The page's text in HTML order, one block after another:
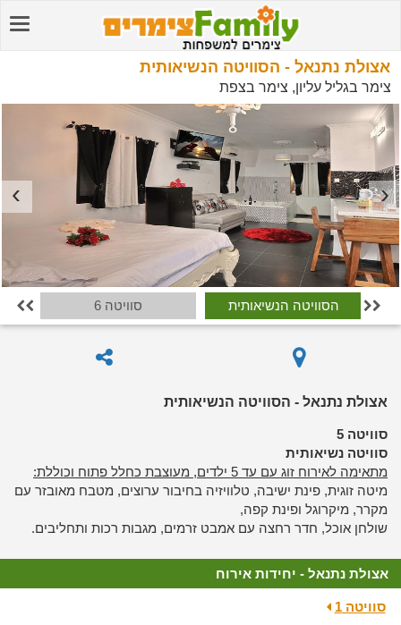
אצולת נתנאל - הסוויטה הנשיאותית
צימר בגליל עליון, צימר בצפת
הסוויטה הנשיאותית סוויטה 6 

אצולת נתנאל - הסוויטה הנשיאותית
סוויטה 5
סוויטה נשיאותית
מתאימה לאירוח זוג עם עד 5 ילדים, מעוצבת כחלל פתוח וכוללת:
מיטה זוגית, פינת ישיבה, טלוויזיה בחיבור ערוצים, מטבח מאובזר עם
מקרר, מיקרוגל ופינת קפה,
שולחן אוכל, חדר רחצה עם אמבט זרמים, מגבות רכות ותחליבים.
אצולת נתנאל - יחידות אירוח
סוויטה 1